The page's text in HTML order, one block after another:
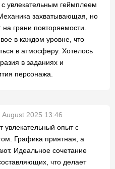
увлекательным геймплеем
захватывающая, но
грани повторяемости.
в каждом уровне, что
в атмосферу. Хотелось
в заданиях и
персонажа.
August 2025 13:46
увлекательный опыт с
Графика приятная, а
Идеальное сочетание
что делает